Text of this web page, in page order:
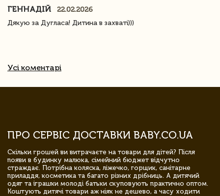
ГЕННАДІЙ
22.02.2026
Дякую за Дугласа! Дитина в захваті)))
Усі коментарі
ПРО СЕРВІС ДОСТАВКИ BABY.CO.UA
Скільки грошей ви витрачаєте на товари для дітей? Після
появи в будинку малюка, сімейний бюджет відчутно
страждає. Потрібна коляска, ліжечко, горщик, санітарне
приладдя, косметика та багато різних дрібниць. А дитячий
одяг та іграшки молоді батьки скуповують практично оптом.
Коштують дитячі товари аж ніяк не дешево, а часу ходити